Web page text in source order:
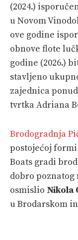
(2024.)
u Novom
ove godine
obnove flote
godine (2026.)
stavljeno
zajednica
tvrtka Adriana
Brodogradnja
postojećoj
Boats gradi
dobro poznatog
osmislio Nikola
u Brodarskom